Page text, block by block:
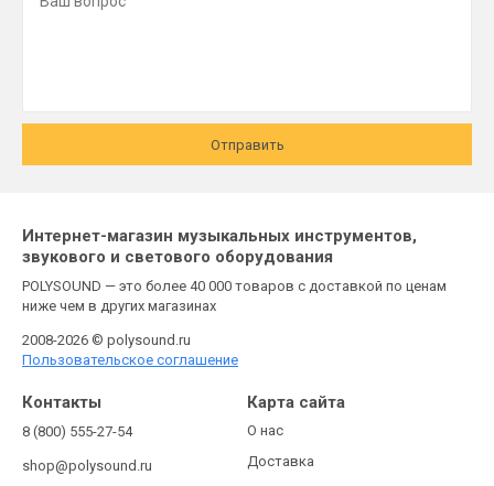
Отправить
Интернет-магазин музыкальных инструментов,
звукового и светового оборудования
POLYSOUND — это более 40 000 товаров с доставкой по ценам
ниже чем в других магазинах
2008-2026 © polysound.ru
Пользовательское соглашение
Контакты
8 (800) 555-27-54
shop@polysound.ru
Карта сайта
О нас
Доставка